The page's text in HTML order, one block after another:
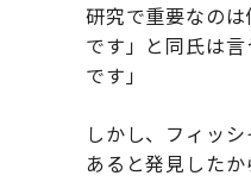
研究で重要なの
です」と同氏は
です」
しかし、フィッ
あると発見した